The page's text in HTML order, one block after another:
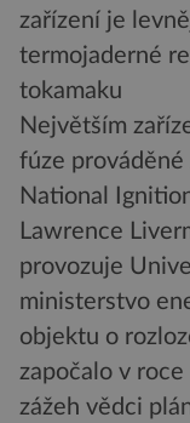
zařízení je
termojaderné
tokamaku
Největším
fúze prováděné
National
Lawrence
provozuje
ministerstvo
objektu o
započalo v
zážeh vědci